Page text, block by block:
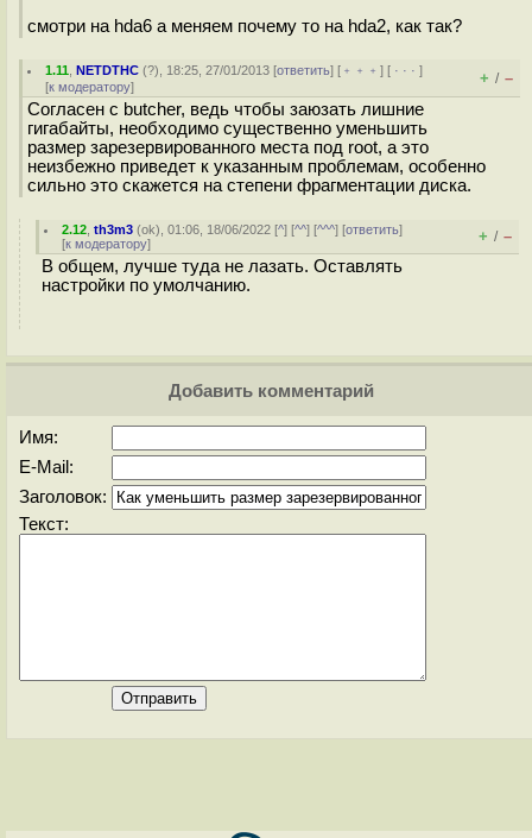
смотри на hda6 а меняем почему то на hda2, как так?
1.11 ,NETDTHC (?), 18:25, 27/01/2013 [ответить] [ ﹢﹢﹢] [ · · ·]
[к модератору] + / –
Согласен с butcher, ведь чтобы заюзать лишние
гигабайты, необходимо существенно уменьшить
размер зарезервированного места под root, а это
неизбежно приведет к указанным проблемам, особенно
сильно это скажется на степени фрагментации диска.
2.12 ,th3m3 (ok), 01:06, 18/06/2022 [^] [^^] [^^^] [ответить]
[к модератору] + / –
В общем, лучше туда не лазать. Оставлять
настройки по умолчанию.
Добавить комментарий
Имя:
E-Mail:
Заголовок:
Текст: